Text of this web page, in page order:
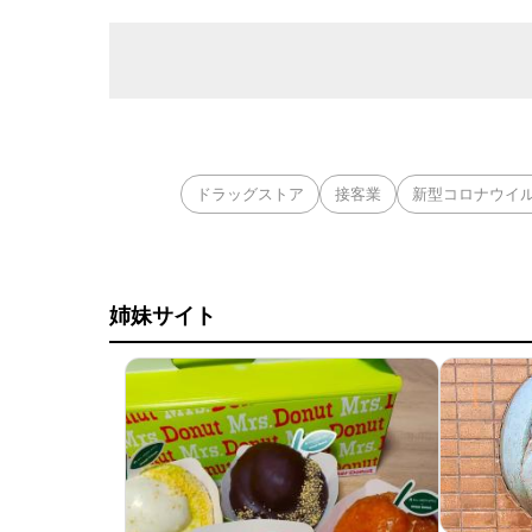
ドラッグストア 接客業 新型コロナウイ
姉妹サイト